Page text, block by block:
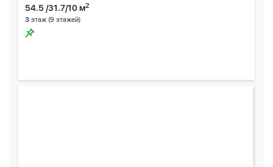
54.5 /31.7/10 м2
3 этаж (9 этажей)